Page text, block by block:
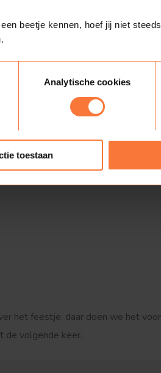
beetje kennen, hoef jij niet
Analytische cookies
toestaan
je verwachten. Denk aan
beetje extra geeft. Een
voor degene die het beste
het feestje, daar doen we het
de volgende keer.